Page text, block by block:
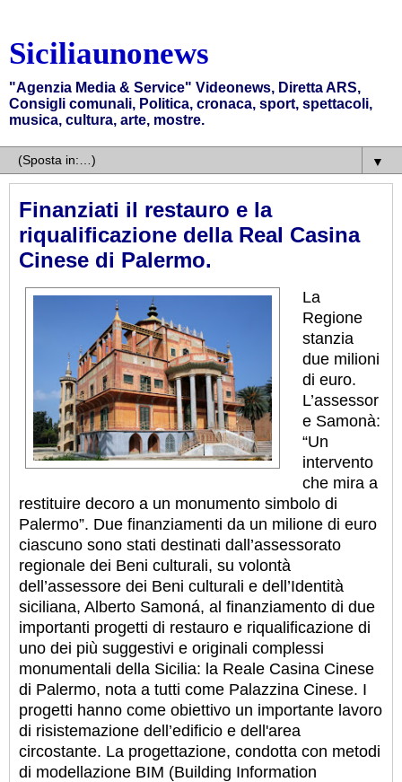
Siciliaunonews
"Agenzia Media & Service" Videonews, Diretta ARS,
Consigli comunali, Politica, cronaca, sport, spettacoli,
musica, cultura, arte, mostre.
▼
Finanziati il restauro e la
riqualificazione della Real Casina
Cinese di Palermo.
La
Regione
stanzia
due milioni
di euro.
L’assessor
e Samonà:
“Un
intervento
che mira a
restituire decoro a un monumento simbolo di
Palermo”. Due finanziamenti da un milione di euro
ciascuno sono stati destinati dall’assessorato
regionale dei Beni culturali, su volontà
dell’assessore dei Beni culturali e dell’Identità
siciliana, Alberto Samoná, al finanziamento di due
importanti progetti di restauro e riqualificazione di
uno dei più suggestivi e originali complessi
monumentali della Sicilia: la Reale Casina Cinese
di Palermo, nota a tutti come Palazzina Cinese. I
progetti hanno come obiettivo un importante lavoro
di risistemazione dell’edificio e dell'area
circostante. La progettazione, condotta con metodi
di modellazione BIM (Building Information